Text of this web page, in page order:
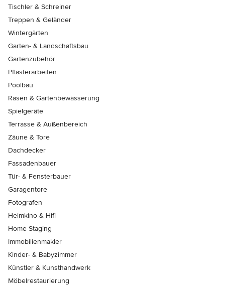
Tischler & Schreiner
Treppen & Geländer
Wintergärten
Garten- & Landschaftsbau
Gartenzubehör
Pflasterarbeiten
Poolbau
Rasen & Gartenbewässerung
Spielgeräte
Terrasse & Außenbereich
Zäune & Tore
Dachdecker
Fassadenbauer
Tür- & Fensterbauer
Garagentore
Fotografen
Heimkino & Hifi
Home Staging
Immobilienmakler
Kinder- & Babyzimmer
Künstler & Kunsthandwerk
Möbelrestaurierung